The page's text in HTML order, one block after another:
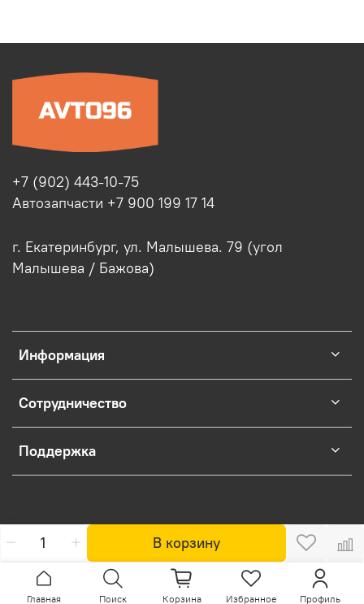
В корзину
Информация
Сотрудничество
Поддержка
+7 (902) 443-10-75
Автозапчасти +7 900 199 17 14
г. Екатеринбург, ул. Малышева. 79 (угол
Малышева / Бажова)
Главная Поиск Корзина Избранное Профиль